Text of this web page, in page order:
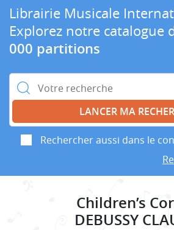
Librairie Musicale
Explorez notre catalogue
000 partitions
Rechercher :
Rechercher aussi dans le
Children’s
DEBUSSY